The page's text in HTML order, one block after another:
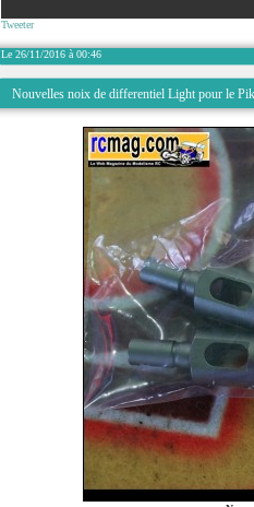
Tweeter
Le 26/11/2016 à 00:46
Nouvelles noix de differentiel Light pour le